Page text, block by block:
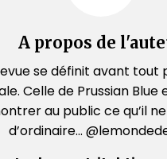
A propos de
se définit avant tout
Celle de Prussian Blue
au public ce qu’il
d’ordinaire...